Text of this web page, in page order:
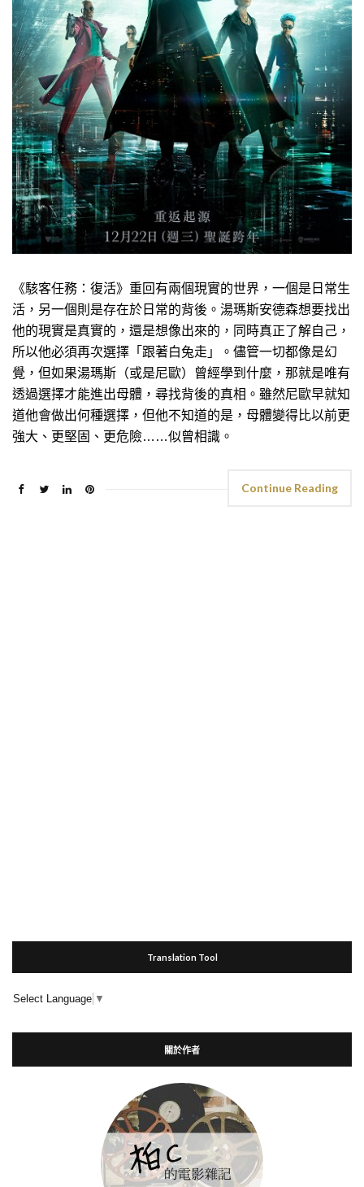
《駭客任務：復活》重回有兩個現實的世界，一個是日常生
活，另一個則是存在於日常的背後。湯瑪斯安德森想要找出
他的現實是真實的，還是想像出來的，同時真正了解自己，
所以他必須再次選擇「跟著白兔走」。儘管一切都像是幻
覺，但如果湯瑪斯（或是尼歐）曾經學到什麼，那就是唯有
透過選擇才能進出母體，尋找背後的真相。雖然尼歐早就知
道他會做出何種選擇，但他不知道的是，母體變得比以前更
強大、更堅固、更危險……似曾相識。
Continue Reading
Translation Tool
Select Language ▼
關於作者